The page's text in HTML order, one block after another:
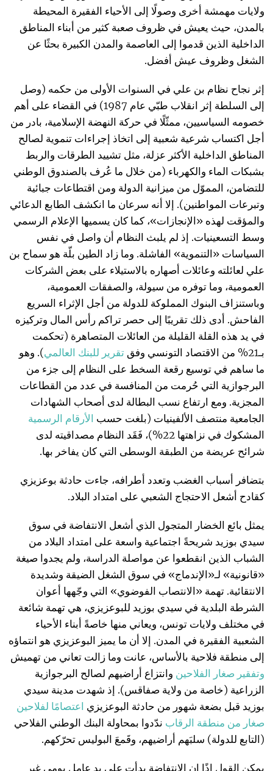
ولايات مهمشة أخرى وصولًا إلى الأحياء الفقيرة المحيطة
بالمدن، حيث يعيش في ظروف صعبة كثير من أبناء المناطق
الداخلية الذين قدموا إلى العاصمة والمدن الكبيرة بحثًا عن
الشغل وظروف عيش أفضل.
إثر نجاح نظام بن علي في السنوات الأولى من حكمه (وصل
إلى السلطة إثر انقلاب طبّي عام 1987) في القضاء على أهم
خصومه السياسيين، ممثّلًا في حركة النهضة الإسلامية، بادر من
أجل اكتساب شرعية شعبية إلى اتخاذ إجراءات تنموية لصالح
المناطق الداخلية الأكثر عزلة، مثل تشييد الطرقات والربط
بشبكات الماء والكهرباء (من خلال ما عُرف بالصندوق الوطني
للتضامن، المموّل من ميزانية الدولة ومن اقتطاعات جبائية
وتبرعات المواطنين). إلا أنه سرعان ما انكشف الطابع الدعائي
والمؤقت لهذه «الإنجازات»، كما كان يسميها الإعلام الرسمي
وسط التسعينيات. إذ لم يلبث النظام أن واصل في نفس
السياسات «التنموية» الفاشلة. وما زاد الطين بلّة هو سماح بن
علي لعائلته وعائلات أصهاره بالاستيلاء على بعض الشركات
العمومية، وما توفره من سيولة، والصفقات العمومية،
وباستنزاف البنوك المملوكة للدولة من أجل الإثراء السريع
الفاحش. أدى ذلك تقريبًا إلى حصر تراكم رأس المال وتركيزه
في يد هذه القلة القليلة من العائلات المتصاهرة (تحكمت
بـ21% من الاقتصاد التونسي وفق
تقرير للبنك العالمي). وهو
ما ساهم في توسيع رقعة السخط على النظام إلى جزء من
البرجوازية التي حُرمت من المنافسة في عدد من القطاعات
المجزية. ومع ارتفاع نسب البطالة لدى أصحاب الشهادات
الجامعية منتصف الألفينيات (بلغت حسب الأرقام الرسمية
المشكوك في نزاهتها 22%)، فَقَد النظام مصداقيته لدى
شرائح عريضة من الطبقة الوسطى التي كان يفاخر بها.
بتضافر أسباب الغضب وتعدد أطرافه، جاءت حادثة بوعزيزي
كقادح أشعل الاحتجاج الشعبي على امتداد البلاد.
يمثل بائع الخضار المتجول الذي أشعل الانتفاضة في سوق
سيدي بوزيد شريحةً اجتماعية واسعة على امتداد البلاد من
الشباب الذين انقطعوا عن مواصلة الدراسة، ولم يجدوا صيغة
«قانونية» لـ«الإندماج» في سوق الشغل الضيقة وشديدة
الانتقائية. تهمة «الانتصاب الفوضوي» التي وجّهها أعوان
الشرطة البلدية في سيدي بوزيد للبوعزيزي، هي تهمة شائعة
في مختلف ولايات تونس، ويعاني منها خاصةً أبناء الأحياء
الشعبية الفقيرة في المدن. إلا أن ما يميز البوعزيزي هو انتماؤه
إلى منطقة فلاحية بالأساس، عانت وما زالت تعاني من تهميش
وتفقير صغار الفلاحين وانتزاع أراضيهم لصالح البرجوازية
الزراعية (خاصة من ولاية صفاقس). إذ شهدت مدينة سيدي
بوزيد قبل بضعة شهور من حادثة البوعزيزي اعتصاما لفلاحين
صغار من منطقة الرقاب ندّدوا بمحاولة البنك الوطني الفلاحي
(التابع للدولة) سلبَهم أراضيهم، وقَمعَ البوليس تحرّكهم.
يمكن القول إذًا إن الانتفاضة بدأت على يد عامل يومي غير